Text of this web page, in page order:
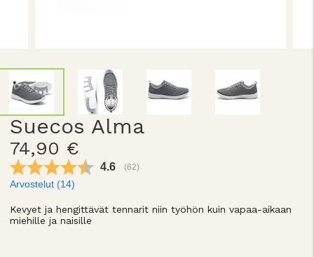
Suecos Alma
74,90 €
Keskimääräinen luokitus:
4.6 (äänet:
62)
Arvostelut (14)
Kevyet ja hengittävät tennarit niin työhön kuin vapaa-aikaan
miehille ja naisille